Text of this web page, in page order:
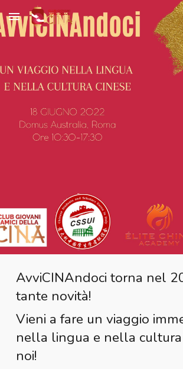
Skip to main content
AvviCINAndoci torna nel
tante novità!
Vieni a fare un viaggio
nella lingua e nella cultura
noi!